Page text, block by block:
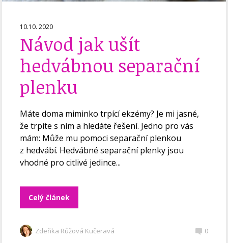
10.10. 2020
Návod jak ušít
hedvábnou separační
plenku
Máte doma miminko trpící ekzémy? Je mi jasné,
že trpíte s ním a hledáte řešení. Jedno pro vás
mám: Může mu pomoci separační plenkou
z hedvábí. Hedvábné separační plenky jsou
vhodné pro citlivé jedince...
Celý článek
Zdeňka Růžová Kučeravá 0